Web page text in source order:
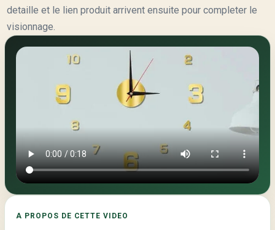
detaille et le lien produit arrivent ensuite pour completer le
visionnage.
principale
de
la
A PROPOS DE CETTE VIDEO